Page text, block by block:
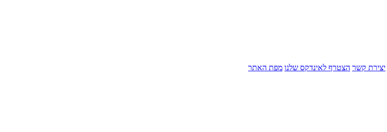
יצירת קשר הצטרף לאינדקס שלנו מפת האתר